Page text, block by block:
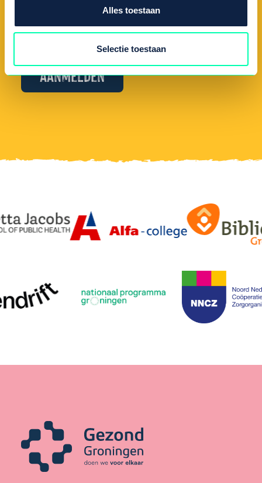
Alles toestaan
Selectie toestaan
Samen met anderen
Aanmelden